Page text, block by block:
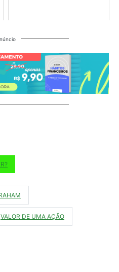
VALOR DE UMA AÇÃO